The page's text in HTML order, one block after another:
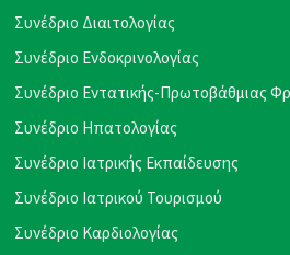
Συνέδριο Διαιτολογίας
Συνέδριο Ενδοκρινολογίας
Συνέδριο Εντατικής-Πρωτοβάθμιας
Συνέδριο Ηπατολογίας
Συνέδριο Ιατρικής Εκπαίδευσης
Συνέδριο Ιατρικού Τουρισμού
Συνέδριο Καρδιολογίας